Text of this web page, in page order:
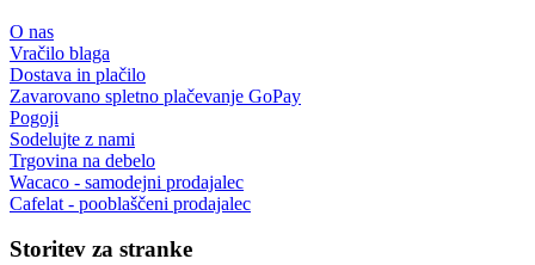
O nas
Vračilo blaga
Dostava in plačilo
Zavarovano spletno plačevanje GoPay
Pogoji
Sodelujte z nami
Trgovina na debelo
Wacaco - samodejni prodajalec
Cafelat - pooblaščeni prodajalec
Storitev za stranke